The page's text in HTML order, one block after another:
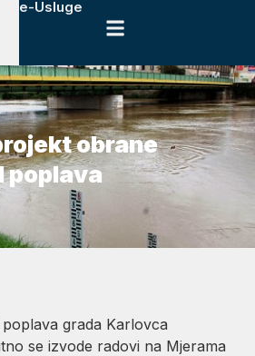
e-Usluge
obrane
poplava
grada Karlovca
se izvode radovi na Mjerama